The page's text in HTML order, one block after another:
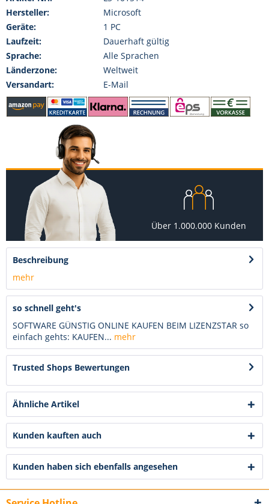
Hersteller:
Microsoft
Geräte:
1 PC
Laufzeit:
Dauerhaft gültig
Sprache:
Alle Sprachen
Länderzone:
Weltweit
Versandart:
E-Mail
Über 1.000.000 Kunden
Beschreibung
mehr
so schnell geht's
SOFTWARE GÜNSTIG ONLINE KAUFEN BEIM LIZENZSTAR so
einfach gehts: KAUFEN... mehr
Trusted Shops Bewertungen
Ähnliche Artikel
Kunden kauften auch
Kunden haben sich ebenfalls angesehen